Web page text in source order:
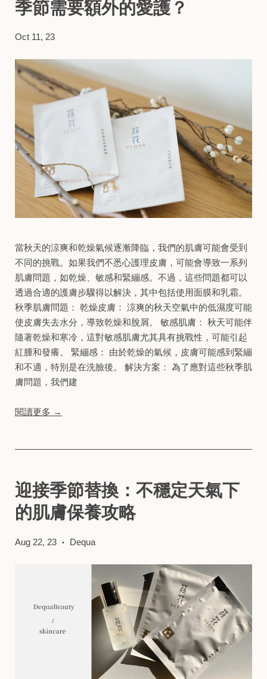
季節需要額外的愛護？
Oct 11, 23
當秋天的涼爽和乾燥氣候逐漸降臨，我們的肌膚可能會受到
不同的挑戰。如果我們不悉心護理皮膚，可能會導致一系列
肌膚問題，如乾燥、敏感和緊繃感。不過，這些問題都可以
透過合適的護膚步驟得以解決，其中包括使用面膜和乳霜。
秋季肌膚問題： 乾燥皮膚： 涼爽的秋天空氣中的低濕度可能
使皮膚失去水分，導致乾燥和脫屑。 敏感肌膚： 秋天可能伴
隨著乾燥和寒冷，這對敏感肌膚尤其具有挑戰性，可能引起
紅腫和發癢。 緊繃感： 由於乾燥的氣候，皮膚可能感到緊繃
和不適，特別是在洗臉後。 解決方案： 為了應對這些秋季肌
膚問題，我們建
閱讀更多 →
迎接季節替換：不穩定天氣下
的肌膚保養攻略
Aug 22, 23 • Dequa